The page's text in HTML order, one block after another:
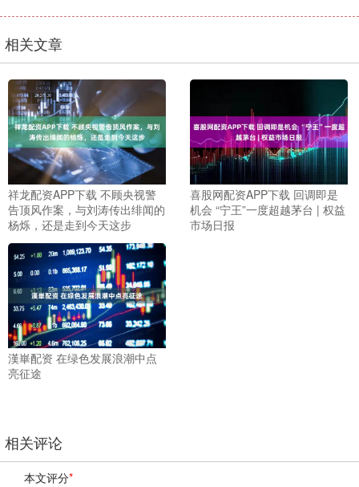
相关文章
祥龙配资APP下载 不顾央视警
告顶风作案，与刘涛传出绯闻的
杨烁，还是走到今天这步
喜股网配资APP下载 回调即是
机会 “宁王”一度超越茅台 | 权益
市场日报
漢崋配资 在绿色发展浪潮中点
亮征途
相关评论
本文评分*